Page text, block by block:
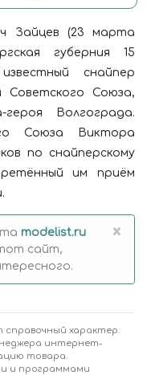
Зайцев (23 марта
губерния 15
снайпер
Советского Союза,
Волгограда.
Союза Виктора
по снайперскому
им приём
modelist.ru
сайт,
×
характер.
интернет-
товара.
и программами